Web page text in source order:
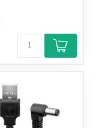
9,2/10
Achteraf
betalen mogelijk
productkennis